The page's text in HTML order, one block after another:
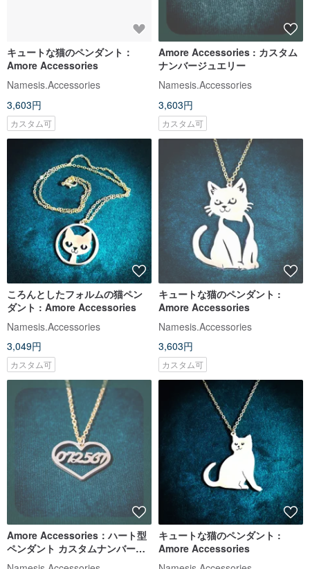
キュートな猫のペンダント：
Amore Accessories
Namesis.Accessories
3,603円
カスタム可
Amore Accessories : カスタム
ナンバージュエリー
Namesis.Accessories
3,603円
カスタム可
ころんとしたフォルムの猫ペン
ダント : Amore Accessories
Namesis.Accessories
3,049円
カスタム可
キュートな猫のペンダント :
Amore Accessories
Namesis.Accessories
3,603円
カスタム可
Amore Accessories：ハート型
ペンダント カスタムナンバーネ
ックレス
キュートな猫のペンダント :
Amore Accessories